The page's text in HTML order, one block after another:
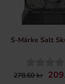
S-Märke Salt
278.60 kr